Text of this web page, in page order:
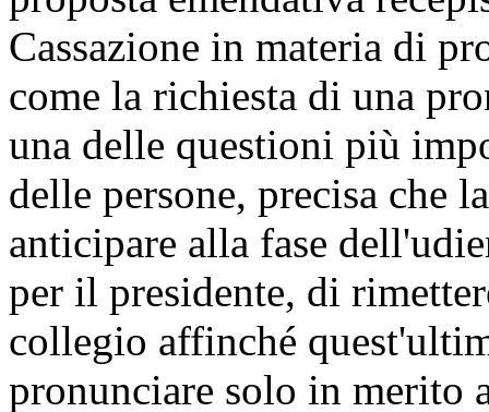
Giusi BARTOLOZZI
relatrice ed il Governo
sull'articolo premissivo a
proposta emendativa
Cassazione in materia di
come la richiesta di una
una delle questioni più
delle persone, precisa che